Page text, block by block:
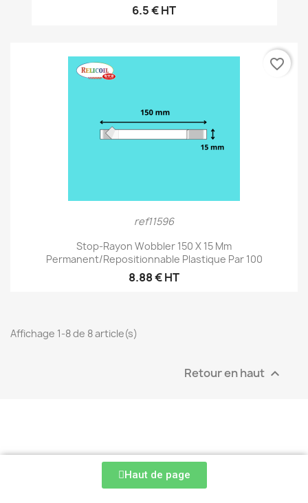
6.5 € HT
ref11596
Stop-Rayon Wobbler 150 X 15 Mm
Permanent/repositionnable Plastique Par 100
8.88 € HT
favorite_border
Affichage 1-8 de 8 article(s)
Retour en haut 
Haut de page